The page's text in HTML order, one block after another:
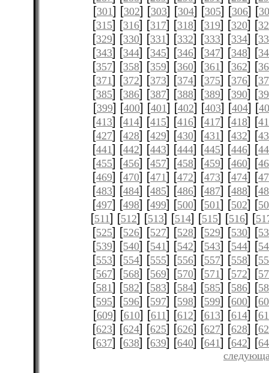
[301] [302] [303] [304] [305] [306] [
[315] [316] [317] [318] [319] [320] [
[329] [330] [331] [332] [333] [334] [
[343] [344] [345] [346] [347] [348] [
[357] [358] [359] [360] [361] [362] [
[371] [372] [373] [374] [375] [376] [
[385] [386] [387] [388] [389] [390] [
[399] [400] [401] [402] [403] [404] [
[413] [414] [415] [416] [417] [418] [
[427] [428] [429] [430] [431] [432] [
[441] [442] [443] [444] [445] [446] [
[455] [456] [457] [458] [459] [460] [
[469] [470] [471] [472] [473] [474] [
[483] [484] [485] [486] [487] [488] [
[497] [498] [499] [500] [501] [502] [
[511] [512] [513] [514] [515] [516] [
[525] [526] [527] [528] [529] [530] [
[539] [540] [541] [542] [543] [544] [
[553] [554] [555] [556] [557] [558] [
[567] [568] [569] [570] [571] [572] [
[581] [582] [583] [584] [585] [586] [
[595] [596] [597] [598] [599] [600] [
[609] [610] [611] [612] [613] [614] [
[623] [624] [625] [626] [627] [628] [
[637] [638] [639] [640] [641] [642] [